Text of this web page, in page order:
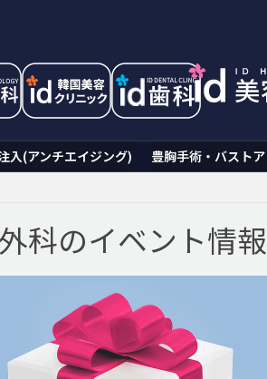
入(アンチエイジング) 豊胸手術・バスト
科のイベント情報